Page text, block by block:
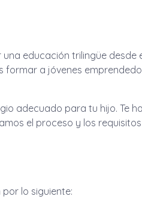
educación trilingüe desde
formar a jóvenes
adecuado para tu hijo. Te
el proceso y los
lo siguiente: